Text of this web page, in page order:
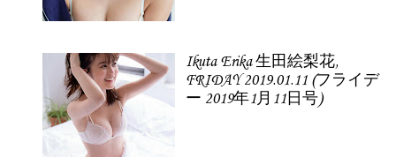
Ikuta Erika 生田絵梨花,
FRIDAY 2019.01.11 (フライデ
ー 2019年1月11日号)